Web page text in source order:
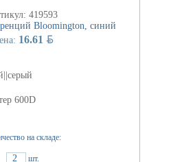
419593
Bloomington, синий
16.61 BYN
600D
на складе:
2
шт.